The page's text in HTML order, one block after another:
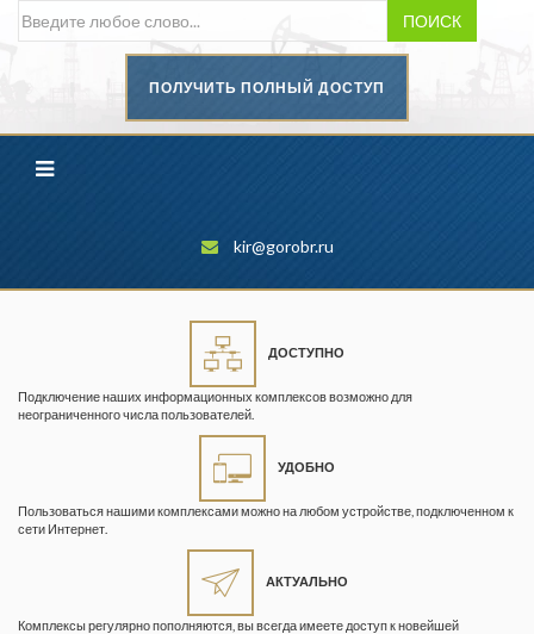
ПОИСК
ПОЛУЧИТЬ ПОЛНЫЙ ДОСТУП
kir@gorobr.ru
ДОСТУПНО
Подключение наших информационных комплексов возможно для
неограниченного числа пользователей.
УДОБНО
Пользоваться нашими комплексами можно на любом устройстве, подключенном к
сети Интернет.
АКТУАЛЬНО
Комплексы регулярно пополняются, вы всегда имеете доступ к новейшей
промышленности
Геопрофи
Горнопромышленные ведомости
Кузбасса. Информационный